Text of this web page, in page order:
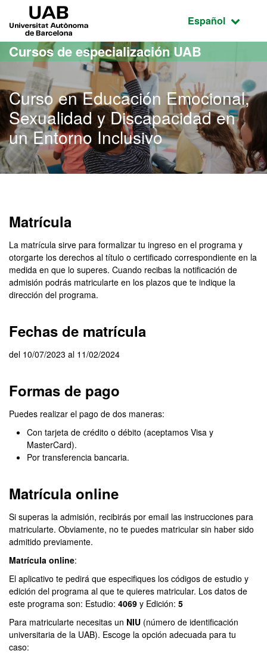
Acceso al contenido principal
Acceso a la navegación de la página
Idioma
Español
Cursos de especialización UAB
Curso en Educación Emocional,
Sexualidad y Discapacidad en
un Entorno Inclusivo
Matrícula
La matrícula sirve para formalizar tu ingreso en el programa y
otorgarte los derechos al título o certificado correspondiente en la
medida en que lo superes. Cuando recibas la notificación de
admisión podrás matricularte en los plazos que te indique la
dirección del programa.
Fechas de matrícula
del 10/07/2023 al 11/02/2024
Formas de pago
Puedes realizar el pago de dos maneras:
Con tarjeta de crédito o débito (aceptamos Visa y
MasterCard).
Por transferencia bancaria.
Matrícula online
Si superas la admisión, recibirás por email las instrucciones para
matricularte. Obviamente, no te puedes matricular sin haber sido
admitido previamente.
Matrícula online:
El aplicativo te pedirá que especifiques los códigos de estudio y
edición del programa al que te quieres matricular. Los datos de
este programa son: Estudio: 4069 y Edición: 5
Para matricularte necesitas un NIU (número de identificación
universitaria de la UAB). Escoge la opción adecuada para tu
caso: